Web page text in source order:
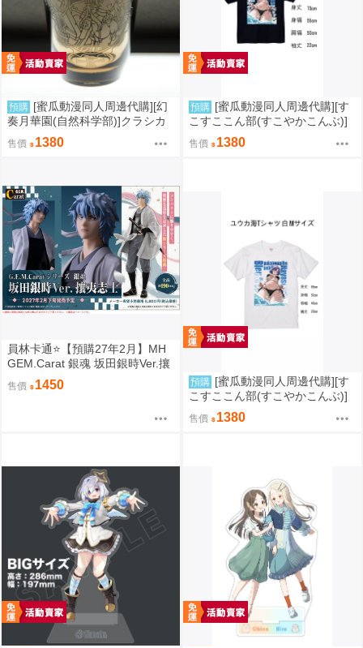
預購 [蜜瓜動漫同人周邊代購][幻
奏月華園(自然科学部)]クラシカ
ルグラス プリンツ・オイゲン(艦
隊收藏)(同人周邊)
售價 1380
預購 [蜜瓜動漫同人周邊代購][す
こすここん部(すこやかこんぶ)]
ユウカ海Tシャツ 黒 L(蔚藍檔案)
(同人周邊)
售價 1380
員林卡通⭐️【預購27年2月】MH
GEM.Carat 銀魂 坂田銀時Ver.攘
夷志士 0813
售價 1450 預購 [蜜瓜動漫同人周邊代購][す
こすここん部(すこやかこんぶ)]
ユウカ海Tシャツ白 M(蔚藍檔
案)(同人周邊)
售價 1380